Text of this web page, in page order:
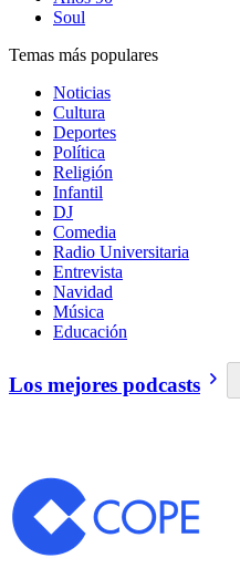
Soul
Temas más populares
Noticias
Cultura
Deportes
Política
Religión
Infantil
DJ
Comedia
Radio Universitaria
Entrevista
Navidad
Música
Educación
Los mejores podcasts